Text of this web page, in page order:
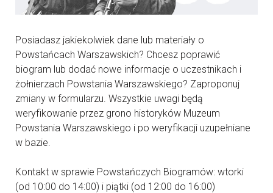
Posiadasz jakiekolwiek dane lub materiały o
Powstańcach Warszawskich? Chcesz poprawić
biogram lub dodać nowe informacje o uczestnikach i
żołnierzach Powstania Warszawskiego? Zaproponuj
zmiany w formularzu. Wszystkie uwagi będą
weryfikowanie przez grono historyków Muzeum
Powstania Warszawskiego i po weryfikacji uzupełniane
w bazie.
Kontakt w sprawie Powstańczych Biogramów: wtorki
(od 10:00 do 14:00) i piątki (od 12:00 do 16:00)